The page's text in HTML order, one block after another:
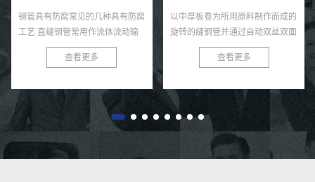
钢管具有防腐常见的几种具有防腐
工艺 直缝钢管常用作流体流动输
送和其他气体高质量人才，管道系
统经常需要更多埋地、水下或者权
查看更多
以中厚板卷为所用原料制作而成的
旋转的缝钢管并通过自动双丝双面
焊条电弧焊压制成型而成的就是螺
旋焊管啦，直缝焊管将热轧扔进点
后...
查看更多